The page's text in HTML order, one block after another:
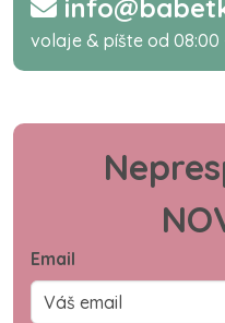
volaje & píšte od 08:00
Email